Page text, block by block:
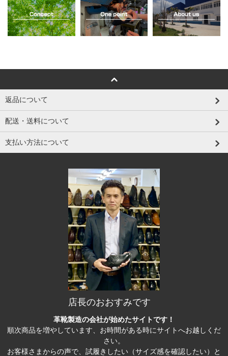
返品について
配送・送料について
支払い方法について
店長のおおすみです
革靴製造の会社が始めたサイトです！
順次商品を増やしています、お時間がある時にサイトへお越しくだ
さい。
お客様さまからの声で、試履きしたい（サイズ感を確認したい）と